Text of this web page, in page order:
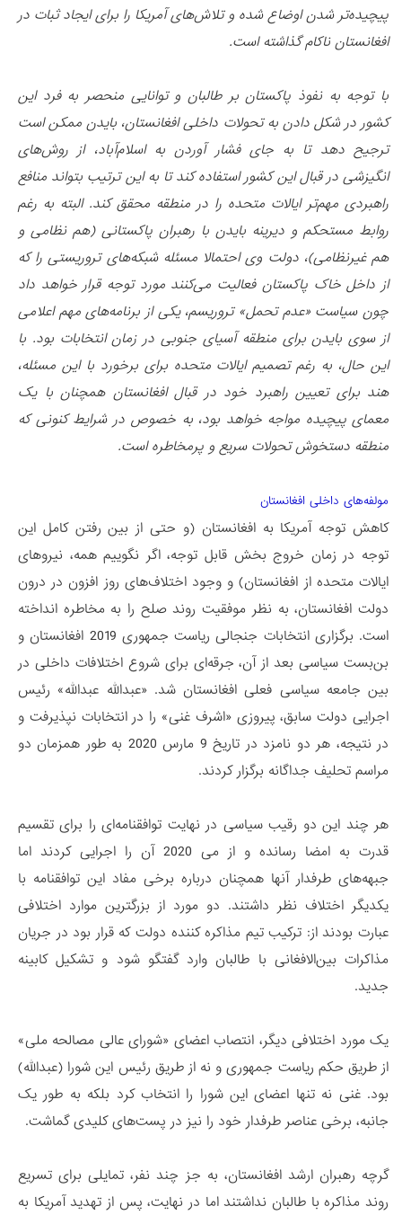
پیچیده‌تر شدن اوضاع شده و تلاش‌های آمریکا را برای ایجاد ثبات در
افغانستان ناکام گذاشته است.
با توجه به نفوذ پاکستان بر طالبان و توانایی منحصر به فرد این
کشور در شکل دادن به تحولات داخلی افغانستان، بایدن ممکن است
ترجیح دهد تا به جای فشار آوردن به اسلام‌آباد، از روش‌های
انگیزشی در قبال این کشور استفاده کند تا به این ترتیب بتواند منافع
راهبردی مهم‌تر ایالات متحده را در منطقه محقق کند. البته به رغم
روابط مستحکم و دیرینه بایدن با رهبران پاکستانی (هم نظامی و
هم غیرنظامی)، دولت وی احتمالا مسئله شبکه‌های تروریستی را که
از داخل خاک پاکستان فعالیت می‌کنند مورد توجه قرار خواهد داد
چون سیاست «عدم تحمل» تروریسم، یکی از برنامه‌های مهم اعلامی
از سوی بایدن برای منطقه آسیای جنوبی در زمان انتخابات بود. با
این حال، به رغم تصمیم ایالات متحده برای برخورد با این مسئله،
هند برای تعیین راهبرد خود در قبال افغانستان همچنان با یک
معمای پیچیده مواجه خواهد بود، به خصوص در شرایط کنونی که
منطقه دستخوش تحولات سریع و پرمخاطره است.
مولفه‌های داخلی افغانستان
کاهش توجه آمریکا به افغانستان (و حتی از بین رفتن کامل این
توجه در زمان خروج بخش قابل توجه، اگر نگوییم همه، نیروهای
ایالات متحده از افغانستان) و وجود اختلاف‌های روز افزون در درون
دولت افغانستان، به نظر موفقیت روند صلح را به مخاطره انداخته
است. برگزاری انتخابات جنجالی ریاست جمهوری 2019 افغانستان و
بن‌بست سیاسی بعد از آن، جرقه‌ای برای شروع اختلافات داخلی در
بین جامعه سیاسی فعلی افغانستان شد. «عبدالله عبدالله» رئیس
اجرایی دولت سابق، پیروزی «اشرف غنی» را در انتخابات نپذیرفت و
در نتیجه، هر دو نامزد در تاریخ 9 مارس 2020 به طور همزمان دو
مراسم تحلیف جداگانه برگزار کردند.
هر چند این دو رقیب سیاسی در نهایت توافقنامه‌ای را برای تقسیم
قدرت به امضا رسانده و از می 2020 آن را اجرایی کردند اما
جبهه‌های طرفدار آنها همچنان درباره برخی مفاد این توافقنامه با
یکدیگر اختلاف نظر داشتند. دو مورد از بزرگترین موارد اختلافی
عبارت بودند از: ترکیب تیم مذاکره کننده دولت که قرار بود در جریان
مذاکرات بین‌الافغانی با طالبان وارد گفتگو شود و تشکیل کابینه
جدید.
یک مورد اختلافی دیگر، انتصاب اعضای «شورای عالی مصالحه ملی»
از طریق حکم ریاست جمهوری و نه از طریق رئیس این شورا (عبدالله)
بود. غنی نه تنها اعضای این شورا را انتخاب کرد بلکه به طور یک
جانبه، برخی عناصر طرفدار خود را نیز در پست‌های کلیدی گماشت.
گرچه رهبران ارشد افغانستان، به جز چند نفر، تمایلی برای تسریع
روند مذاکره با طالبان نداشتند اما در نهایت، پس از تهدید آمریکا به